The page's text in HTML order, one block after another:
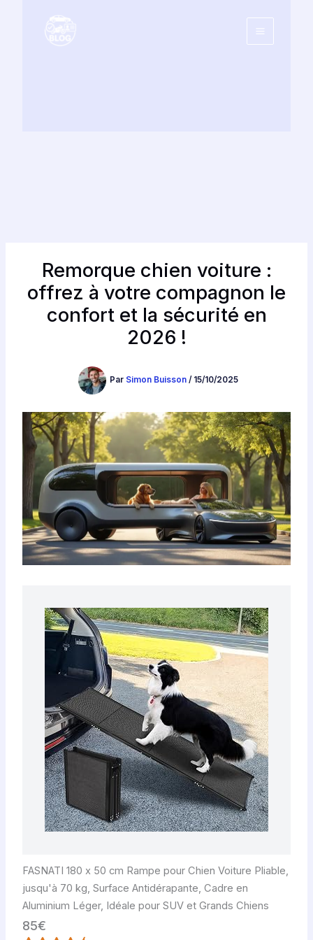
Remorque chien voiture :
offrez à votre compagnon le
confort et la sécurité en
2026 !
Par Simon Buisson / 15/10/2025
FASNATI 180 x 50 cm Rampe pour Chien Voiture Pliable,
jusqu'à 70 kg, Surface Antidérapante, Cadre en
Aluminium Léger, Idéale pour SUV et Grands Chiens
85€